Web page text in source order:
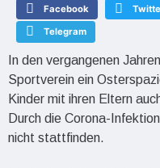
Facebook
Telegram
In den vergangenen
Sportverein ein
Kinder mit ihren Eltern
Durch die Corona-
nicht stattfinden.